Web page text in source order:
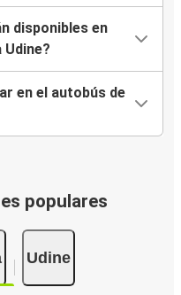
disponibles en
Udine?
en el autobús de
populares
Udine